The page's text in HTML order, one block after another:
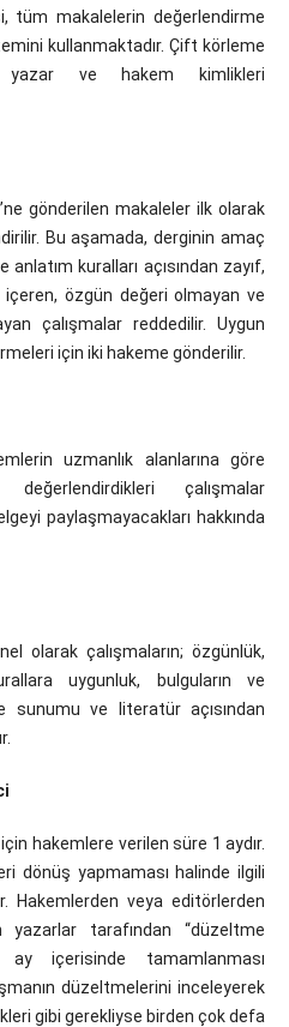
tüm makalelerin değerlendirme
kullanmaktadır. Çift körleme
yazar ve hakem kimlikleri
gönderilen makaleler ilk olarak
Bu aşamada, derginin amaç
kuralları açısından zayıf,
özgün değeri olmayan ve
çalışmalar reddedilir. Uygun
için iki hakeme gönderilir.
uzmanlık alanlarına göre
değerlendirdikleri çalışmalar
paylaşmayacakları hakkında
olarak çalışmaların; özgünlük,
uygunluk, bulguların ve
sunumu ve literatür açısından
hakemlere verilen süre 1 aydır.
dönüş yapmaması halinde ilgili
Hakemlerden veya editörlerden
tarafından “düzeltme
içerisinde tamamlanması
düzeltmelerini inceleyerek
gibi gerekliyse birden çok defa